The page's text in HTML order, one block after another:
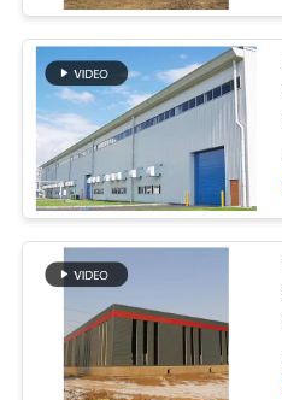
SITEMAP
PRIVACY
POLICY